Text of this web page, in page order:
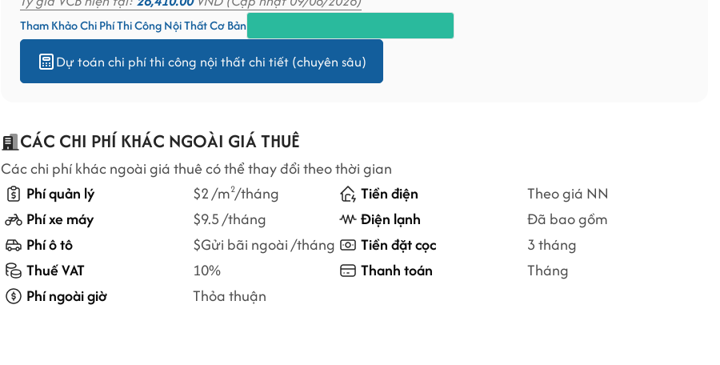
Tham Khảo Chi Phí Thi Công Nội Thất Cơ Bản
Dự toán chi phí thi công nội thất chi tiết (chuyên sâu)
CÁC CHI PHÍ KHÁC NGOÀI GIÁ THUÊ
Các chi phí khác ngoài giá thuê có thể thay đổi theo thời gian
Phí quản lý
$2 /m2/tháng Tiền điện
Theo giá NN
Phí xe máy
$9.5 /tháng Điện lạnh
Đã bao gồm
Phí ô tô
$Gửi bãi ngoài /tháng Tiền đặt cọc
3 tháng
Thuế VAT
10% Thanh toán
Tháng
Phí ngoài giờ
Thỏa thuận